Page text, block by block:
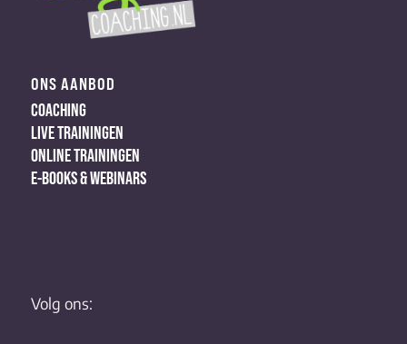
ONS AANBOD
COACHING
LIVE TRAININGEN
ONLINE TRAININGEN
E-BOOKS & WEBINARS
Volg ons: